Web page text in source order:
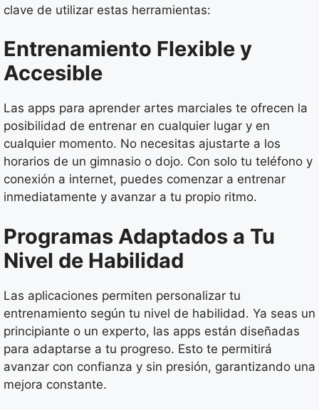
clave de utilizar estas herramientas:
Entrenamiento Flexible y
Accesible
Las apps para aprender artes marciales te ofrecen la
posibilidad de entrenar en cualquier lugar y en
cualquier momento. No necesitas ajustarte a los
horarios de un gimnasio o dojo. Con solo tu teléfono y
conexión a internet, puedes comenzar a entrenar
inmediatamente y avanzar a tu propio ritmo.
Programas Adaptados a Tu
Nivel de Habilidad
Las aplicaciones permiten personalizar tu
entrenamiento según tu nivel de habilidad. Ya seas un
principiante o un experto, las apps están diseñadas
para adaptarse a tu progreso. Esto te permitirá
avanzar con confianza y sin presión, garantizando una
mejora constante.